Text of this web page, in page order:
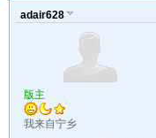
adair628
版主
我来自宁乡